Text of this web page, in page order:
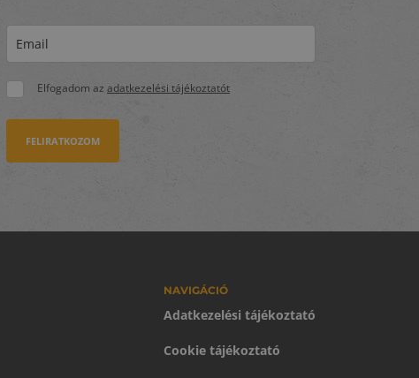
Elfogadom az adatkezelési tájékoztatót
FELIRATKOZOM
NAVIGÁCIÓ
Adatkezelési tájékoztató
Cookie tájékoztató